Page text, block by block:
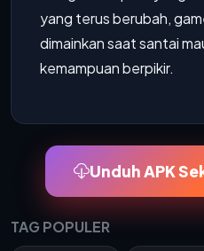
yang terus berubah,
dimainkan saat santai
kemampuan berpikir.
Unduh APK
TAG POPULER